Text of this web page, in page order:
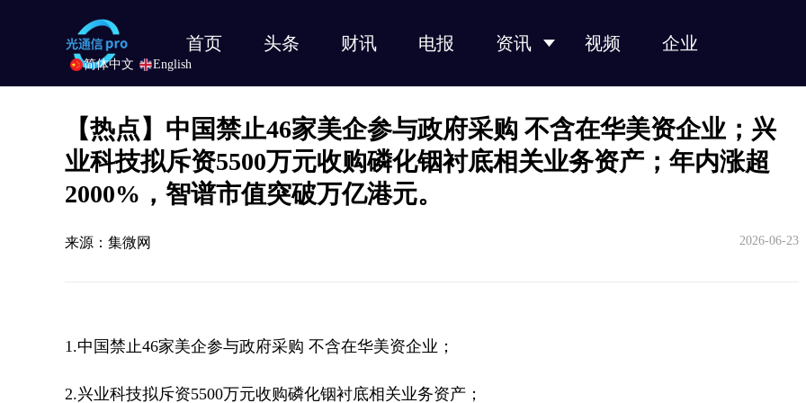
首页 头条 财讯 电报 资讯 视频 企业
【热点】中国禁止46家美企参与政府采购 不含在华美资企业；兴
业科技拟斥资5500万元收购磷化铟衬底相关业务资产；年内涨超
2000%，智谱市值突破万亿港元。
来源：集微网 2026-06-23
1.中国禁止46家美企参与政府采购 不含在华美资企业；
2.兴业科技拟斥资5500万元收购磷化铟衬底相关业务资产；
简体中文 English